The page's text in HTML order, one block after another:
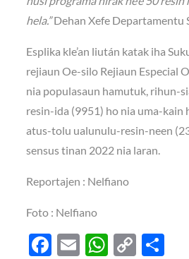
hela.”Dehan Xefe Departamentu
Esplika kle’an liután katak iha
rejiaun Oe-silo Rejiaun Especial
nia populasaun hamutuk, rihun-
resin-ida (9951) ho nia uma-
atus-tolu ualunulu-resin-neen
sensus tinan 2022 nia laran.
Reportajen : Nelfiano
Foto : Nelfiano
F
E
W C